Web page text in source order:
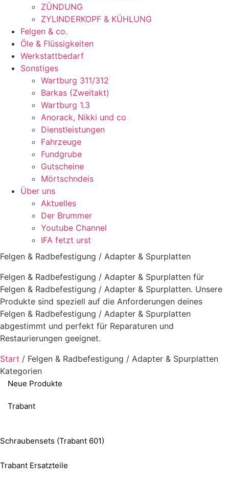
ZÜNDUNG
ZYLINDERKOPF & KÜHLUNG
Felgen & co.
Öle & Flüssigkeiten
Werkstattbedarf
Sonstiges
Wartburg 311/312
Barkas (Zweitakt)
Wartburg 1.3
Anorack, Nikki und co
Dienstleistungen
Fahrzeuge
Fundgrube
Gutscheine
Mörtschndeis
Über uns
Aktuelles
Der Brummer
Youtube Channel
IFA fetzt urst
Felgen & Radbefestigung / Adapter & Spurplatten
Felgen & Radbefestigung / Adapter & Spurplatten für
Felgen & Radbefestigung / Adapter & Spurplatten. Unsere
Produkte sind speziell auf die Anforderungen deines
Felgen & Radbefestigung / Adapter & Spurplatten
abgestimmt und perfekt für Reparaturen und
Restaurierungen geeignet.
Start / Felgen & Radbefestigung / Adapter & Spurplatten
Kategorien
Neue Produkte
Trabant
Schraubensets (Trabant 601)
Trabant Ersatzteile